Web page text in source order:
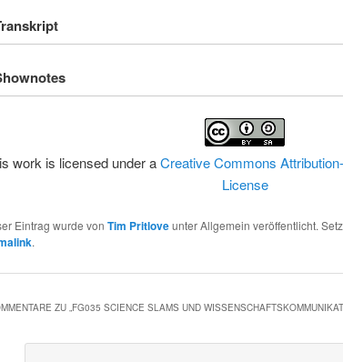
work is licensed under aCreative Commons
License
Eintrag wurde von Tim Pritloveunter Allgemein veröffentlicht.
.
ZU „FG035 SCIENCE SLAMS UND